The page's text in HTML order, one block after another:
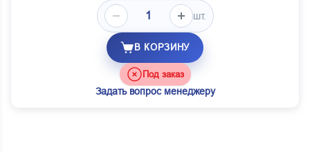
шт.
В КОРЗИНУ
Под заказ
Задать вопрос менеджеру